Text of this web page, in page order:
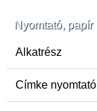
Nyomtató, papír
Alkatrész
Címke nyomtató